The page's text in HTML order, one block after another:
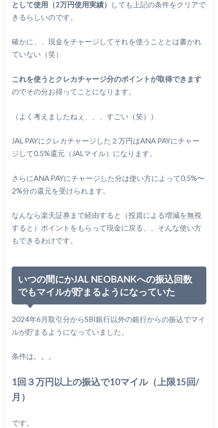
として使用（2万円使用実績）
しても上記の条件をクリアで
きるらしいのです。
確かに、、現金をチャージしてそれを使うこととは書かれ
ていない（笑）
これを使うとクレカチャージ分のポイントが取得できます
のでその分お得ってことになります。
（よく考えましたねぇ、、、すごい（笑））
JAL PAYにクレカチャージした２万円はANA PAYにチャー
ジして0.5%還元（JALマイル）になります。
さらにANA PAYにチャージした分は使い方によって0.5%〜
2%分の還元を受けられます。
なんなら楽天証券まで経由すると（投資による増減を無視
すると）ポイントをもらって現金に戻る、、そんな使い方
もできるわけです。
いつの間にかJAL NEOBANKへの振込回数
でもマイルが貯まるようになっていた
2024年6月取引分からSBI銀行以外の銀行からの振込でマイ
ルが貯まるようになっていました。
条件は。。。
1回３万円以上の振込で10マイル（上限15回/
月）
です。